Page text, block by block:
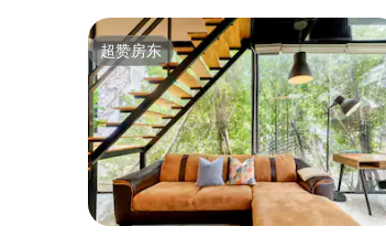
超赞房东
超赞房东